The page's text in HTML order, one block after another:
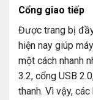
Cổng giao tiếp
Được trang bị
hiện nay giúp
một cách nhanh
3.2, cổng USB
thanh. Vì vậy,